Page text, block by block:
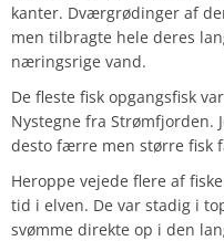
kanter. Dværgrødinger af
men tilbragte hele deres
næringsrige vand.
De fleste fisk opgangsfisk
Nystegne fra Strømfjorden.
desto færre men større fisk
Heroppe vejede flere af
tid i elven. De var stadig i
svømme direkte op i den